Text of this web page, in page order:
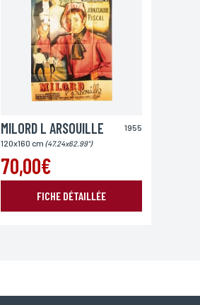
1955
MILORD L ARSOUILLE
120x160 cm (47.24x62.99")
70,00€
FICHE DÉTAILLÉE